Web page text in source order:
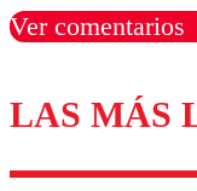
Ver comentarios
Los
LAS MÁS